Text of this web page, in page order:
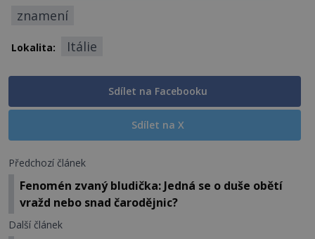
znamení
Lokalita: Itálie
Sdílet na Facebooku
Sdílet na X
Předchozí článek
Fenomén zvaný bludička: Jedná se o duše obětí
vražd nebo snad čarodějnic?
Další článek